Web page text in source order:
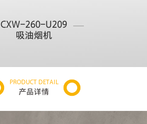
CXW-260-U209
吸油烟机
PRODUCT DETAIL
产品详情